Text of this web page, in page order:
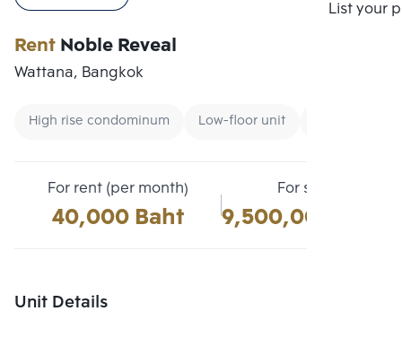
List your
RentNoble Reveal
Wattana, Bangkok
High rise condominum Low-floor unit
For sale
9,500,000 Baht
For rent (per month)
40,000 Baht
Unit Details